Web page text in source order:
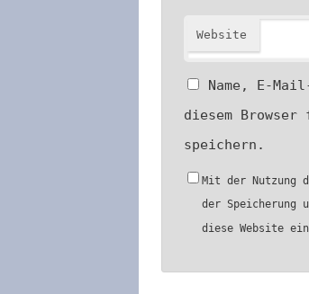
Website
Name, E-
diesem Browser
speichern.
Mit der Nutzung
der Speicherung
diese Website